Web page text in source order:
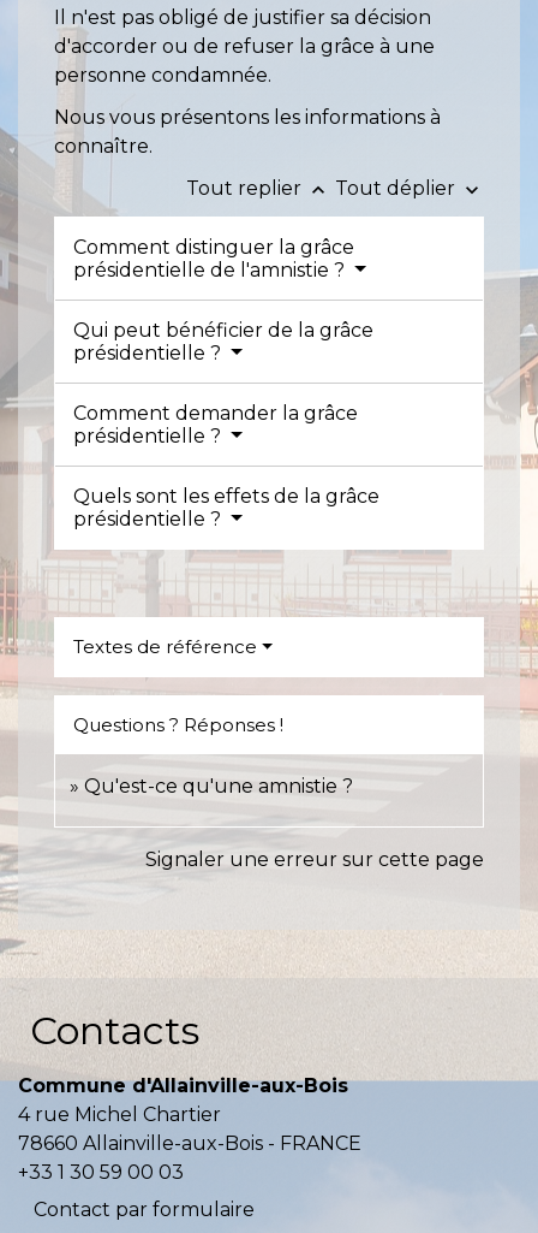
Il n'est pas obligé de justifier sa décision
d'accorder ou de refuser la grâce à une
personne condamnée.
Nous vous présentons les informations à
connaître.
Tout replier keyboard_arrow_up Tout déplier keyboard_arrow_down
Comment distinguer la grâce
présidentielle de l'amnistie ?
Qui peut bénéficier de la grâce
présidentielle ?
Comment demander la grâce
présidentielle ?
Quels sont les effets de la grâce
présidentielle ?
Textes de référence
Questions ? Réponses !
Qu'est-ce qu'une amnistie ?
Signaler une erreur sur cette page
Contacts
Commune d'Allainville-aux-Bois
4 rue Michel Chartier
78660 Allainville-aux-Bois - FRANCE
+33 1 30 59 00 03
Contact par formulaire